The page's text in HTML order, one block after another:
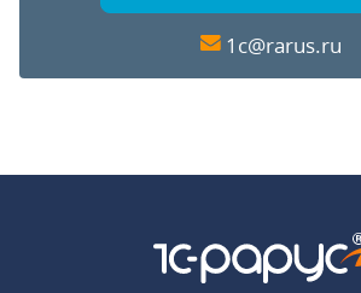
1c@rarus.ru